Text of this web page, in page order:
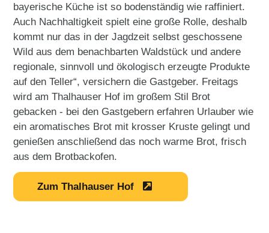
bayerische Küche ist so bodenständig wie raffiniert.
Auch Nachhaltigkeit spielt eine große Rolle, deshalb
kommt nur das in der Jagdzeit selbst geschossene
Wild aus dem benachbarten Waldstück und andere
regionale, sinnvoll und ökologisch erzeugte Produkte
auf den Teller“, versichern die Gastgeber. Freitags
wird am Thalhauser Hof im großem Stil Brot
gebacken - bei den Gastgebern erfahren Urlauber wie
ein aromatisches Brot mit krosser Kruste gelingt und
genießen anschließend das noch warme Brot, frisch
aus dem Brotbackofen.
Zum Thalhauser Hof